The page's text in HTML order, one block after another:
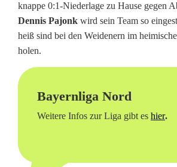
v
o
r
d
A
knappe 0:1-Niederlage zu Hause gegen
Dennis Pajonk wird sein Team so
heiß sind bei den Weidenern im
holen.
Bayernliga Nord
Weitere Infos zur Liga gibt es hier.